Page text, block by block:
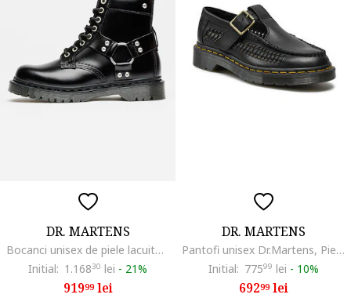
DR. MARTENS
Bocanci unisex de piele lacuita 1460 Harness, Negru
Initial: 1.16830 lei - 21%
91999lei
DR. MARTENS
Pantofi unisex Dr.Martens, Piele naturala, Negru, Negru
Initial: 77599 lei - 10%
69299lei